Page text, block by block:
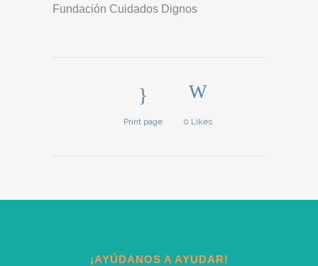
Fundación Cuidados Dignos
Print page 0 Likes
¡AYÚDANOS A AYUDAR!